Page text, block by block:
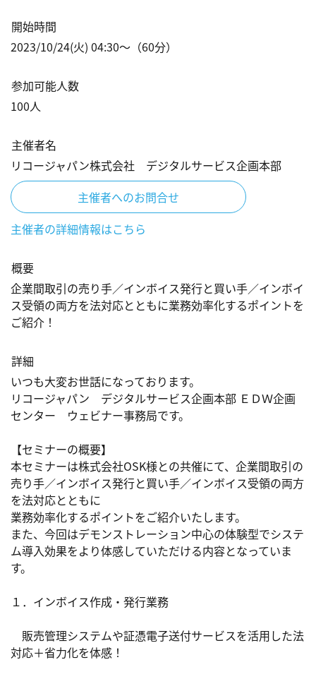
開始時間
2023/10/24(火) 04:30〜（60分）
参加可能人数
100人
主催者名
リコージャパン株式会社 デジタルサービス企画本部
主催者へのお問合せ
主催者の詳細情報はこちら
概要
企業間取引の売り手／インボイス発行と買い手／インボイ
ス受領の両方を法対応とともに業務効率化するポイントを
ご紹介！​
詳細
いつも大変お世話になっております。
リコージャパン　デジタルサービス企画本部 ＥＤＷ企画
センター　ウェビナー事務局です。
【セミナーの概要】​
本セミナーは株式会社OSK様との共催にて、企業間取引の
売り手／インボイス発行と買い手／インボイス受領の両方
を法対応とともに
業務効率化するポイントをご紹介いたします。
また、今回はデモンストレーション中心の体験型でシステ
ム導入効果をより体感していただける内容となっていま
す。​
１．インボイス作成・発行業務​
販売管理システムや証憑電子送付サービスを活用した法
対応＋省力化を体感！​